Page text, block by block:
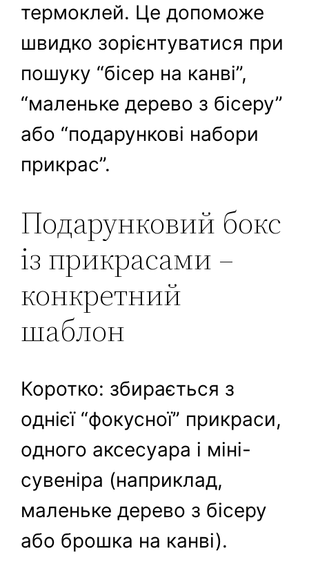
термоклей. Це допоможе
швидко зорієнтуватися при
пошуку “бісер на канві”,
“маленьке дерево з бісеру”
або “подарункові набори
прикрас”.
Подарунковий бокс
із прикрасами –
конкретний
шаблон
Коротко: збирається з
однієї “фокусної” прикраси,
одного аксесуара і міні-
сувеніра (наприклад,
маленьке дерево з бісеру
або брошка на канві).